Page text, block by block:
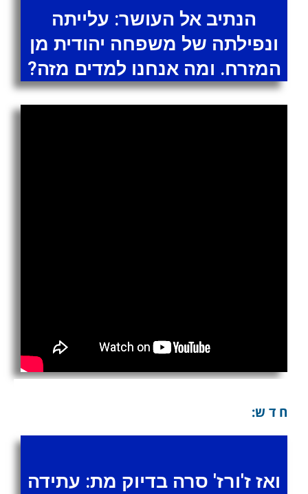
הנתיב אל העושר: עלייתה
ונפילתה של משפחה יהודית מן
המזרח. ומה אנחנו למדים מזה?
ח ד ש:
ואז ז'ורז' סרה בדיוק מת: עתידה